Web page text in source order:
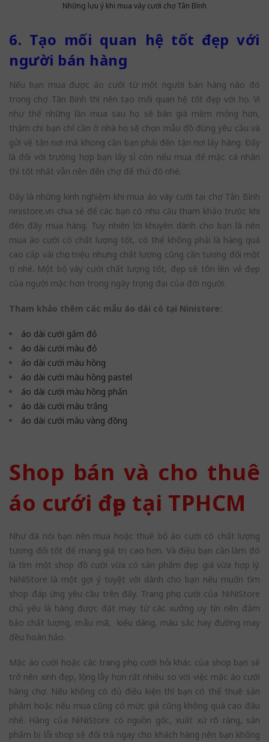
Những lưu ý khi mua váy cưới chợ Tân Bình
6. Tạo mối quan hệ tốt đẹp với
người bán hàng
Nếu bạn mua được áo cưới từ một người bán hàng nào đó
trong chợ Tân Bình thì nên tạo mối quan hệ tốt đẹp với họ. Vì
như thế những lần mua sau họ sẽ bán giá mềm mỏng hơn,
thậm chí bạn chỉ cần ở nhà họ sẽ chọn mẫu đồ đúng yêu cầu và
gửi về tận nơi mà khong cần bạn phải đến tận nơi lấy hàng. Đấy
là đối với trường hợp bạn lấy sỉ còn nếu mua để mặc cá nhân
thì tốt nhất vẫn nên đến chợ để thử đồ nhé.
Đấy là những kinh nghiệm khi mua áo váy cưới tại chợ Tân Bình
ninistore.vn chia sẻ để các bạn có nhu cầu tham khảo trước khi
đến đấy mua hàng. Tuy nhiên lời khuyên dành cho bạn là nên
mua áo cưới có chất lượng tốt, có thể không phải là hàng quá
cao cấp vài chục triệu nhưng chất lượng cũng cần tương đối một
tí nhé. Một bộ váy cưới chất lượng tốt, đẹp sẽ tôn lên vẻ đẹp
của người mặc hơn trong ngày trọng đại của đời người.
Tham khảo thêm các mẫu áo dài có tại Ninistore:
áo dài cưới gấm đỏ
áo dài cưới màu đỏ
áo dài cưới màu hồng
áo dài cưới màu hồng pastel
áo dài cưới màu hồng phấn
áo dài cưới màu trắng
áo dài cưới màu vàng đồng
Shop bán và cho thuê
áo cưới đẹp tại TPHCM
Như đã nói bạn nên mua hoặc thuê bộ áo cưới có chất lượng
tương đối tốt để mang giá trị cao hơn. Và điều bạn cần làm đó
là tìm một shop đồ cưới vừa có sản phẩm đẹp giá vừa hợp lý.
NiNiStore là một gợi ý tuyệt vời dành cho bạn nếu muốn tìm
shop đáp ứng yêu cầu trên đấy. Trang phục cưới của NiNiStore
chủ yếu là hàng được đặt may từ các xưởng uy tín nên đảm
bảo chất lượng, mẫu mã, kiểu dáng, màu sắc hay đường may
đều hoàn hảo.
Mặc áo cưới hoặc các trang phục cưới hỏi khác của shop bạn sẽ
trở nên xinh đẹp, lộng lẫy hơn rất nhiều so với việc mặc áo cưới
hàng chợ. Nếu không có đủ điều kiện thì bạn có thể thuê sản
phẩm hoặc nếu mua cũng có mức giá cũng không quá cao đâu
nhé. Hàng của NiNiStore có nguồn gốc, xuất xứ rõ ràng, sản
phẩm bị lỗi shop sẽ đổi trả ngay cho khách hàng nên bạn không